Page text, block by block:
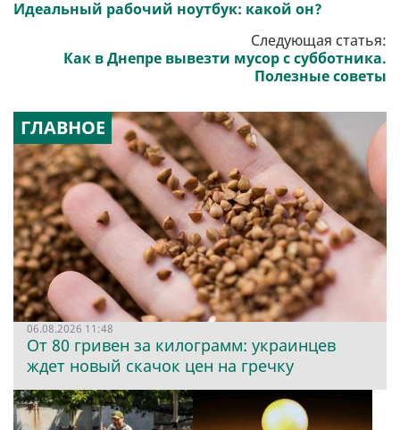
Идеальный рабочий ноутбук: какой он?
Следующая статья:
Как в Днепре вывезти мусор с субботника.
Полезные советы
ГЛАВНОЕ
06.08.2026 11:48
От 80 гривен за килограмм: украинцев
ждет новый скачок цен на гречку